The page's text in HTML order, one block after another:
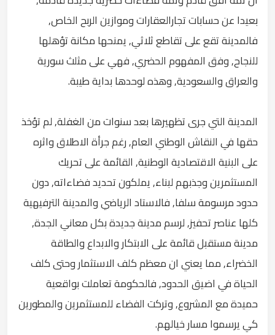
بعيدا عن حسابات تجارالعقارات وموازين الربح الخاص,
فالمدينة تقع على تقاطع ثلاثي, يمنحها مكانة تؤهلها
للنجاح, وفق المفهوم الحضري, فهي على مثلث سورية
والعراق والسعودية, وهذه لوحدها بداية طيبة.
المدينة التي جرى تظهيرها بعد سنوات من الغفلة, لم تؤخذ
حقها في النقاش الوطني العام, رغم جرأة الاطلاق واثره
على البنية الاقتصادية الوطنية, القائمة على تحريك
المستثمرين وجذبهم لبناء, يملكون تحديد فضاءاته, دون
حدود مرسومة سلفا, فالاستاد الرياضي والمدينة الترفيهية
كلها عناصر تحفيز, لرسم مدينة جديدة بكل معاني الجدة,
مدينة مستقبل قائمة على الابتكار والابداع والطاقة
الخضراء, مما يعني ان معظم كلف الاستثمار وحتى كلف
الحياة في اضيق الحدود, فالحكومة تعاملت بواقعية
حميدة مع المشروع, وتركت الفضاء للمستثمرين والمطورين
كي يرسموا مسار خيالهم.